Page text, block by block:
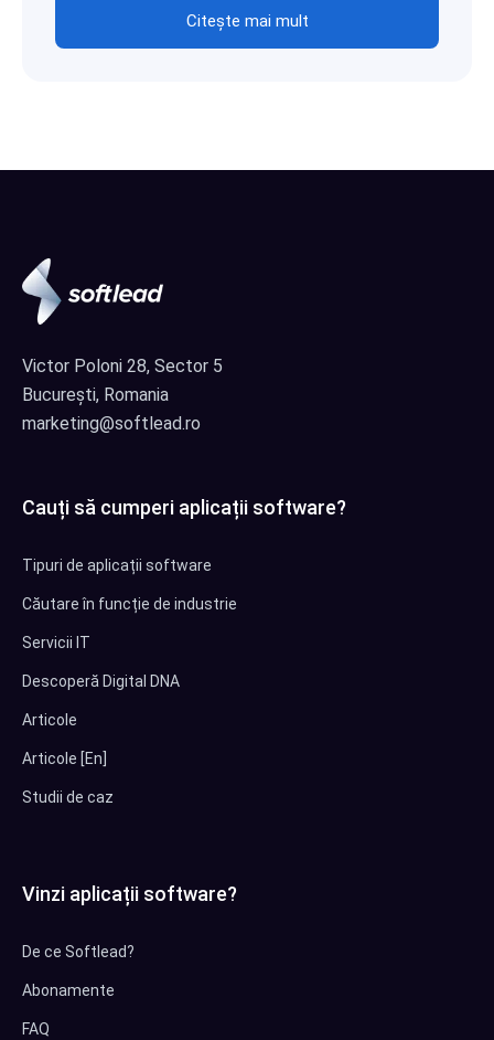
Citește mai mult
Victor Poloni 28, Sector 5
București, Romania
marketing@softlead.ro
Cauți să cumperi aplicații software?
Tipuri de aplicații software
Căutare în funcție de industrie
Servicii IT
Descoperă Digital DNA
Articole
Articole [En]
Studii de caz
Vinzi aplicații software?
De ce Softlead?
Abonamente
FAQ